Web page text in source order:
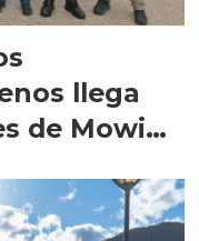
llega
de Mowi